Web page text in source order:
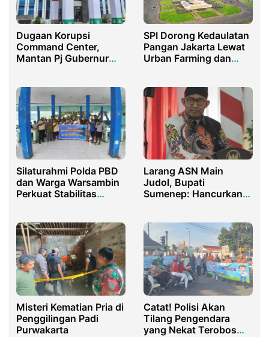
Dugaan Korupsi
Command Center,
Mantan Pj Gubernur
SPI Dorong Kedaulatan
Pangan Jakarta Lewat
Urban Farming dan
Silaturahmi Polda PBD
dan Warga Warsambin
Perkuat Stabilitas
Larang ASN Main
Judol, Bupati
Sumenep: Hancurkan
Misteri Kematian Pria di
Penggilingan Padi
Purwakarta
Catat! Polisi Akan
Tilang Pengendara
yang Nekat Terobos